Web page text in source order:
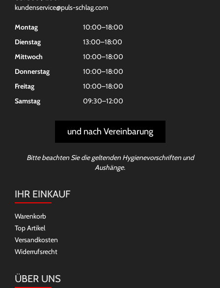
kundenservice@puls-schlag.com
Montag
10:00–18:00
Dienstag
13:00–18:00
Mittwoch
10:00–18:00
Donnerstag
10:00–18:00
Freitag
10:00–18:00
Samstag
09:30–12:00
und nach Vereinbarung
Bitte beachten Sie die geltenden Hygienevorschriften und
Aushänge.
IHR EINKAUF
Warenkorb
Top Artikel
Versandkosten
Widerrufsrecht
ÜBER UNS